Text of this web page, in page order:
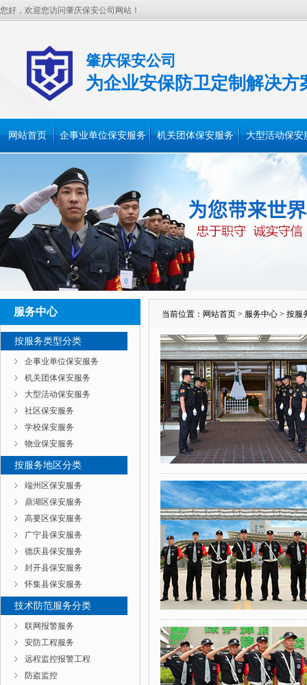
您好，欢迎您访问肇庆保安公司网站！
肇庆保安公司
为企业安保防卫定制解决方
网站首页 企事业单位保安服务 机关团体保安服务 大型活动保安
服务中心
按服务类型分类
企事业单位保安服务
机关团体保安服务
大型活动保安服务
社区保安服务
学校保安服务
物业保安服务
按服务地区分类
端州区保安服务
鼎湖区保安服务
高要区保安服务
广宁县保安服务
德庆县保安服务
封开县保安服务
怀集县保安服务
技术防范服务分类
联网报警服务
安防工程服务
远程监控报警工程
防盗监控
当前位置： 网站首页 > 服务中心 > 按服